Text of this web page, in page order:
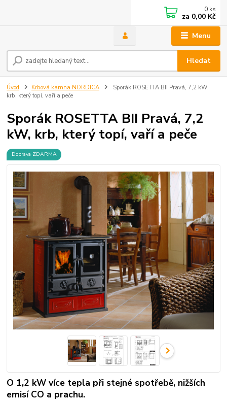
Menu
Hledat
0 ks
za 0,00 Kč
Úvod Krbová kamna NORDICA
Sporák ROSETTA BII Pravá, 7,2 kW,
krb, který topí, vaří a peče
Sporák ROSETTA BII Pravá, 7,2
kW, krb, který topí, vaří a peče
Doprava ZDARMA
O 1,2 kW více tepla při stejné spotřebě, nižších
emisí CO a prachu.